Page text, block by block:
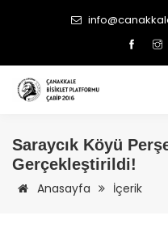
Saraycık Köyü
Gerçekleştirildi!
Anasayfa İçerik